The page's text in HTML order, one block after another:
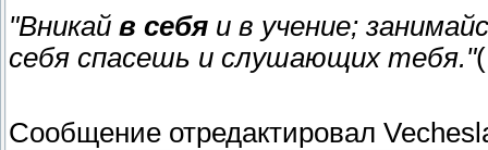
"Вникай в себя и в учение;
себя спасешь и слушающих тебя."
Сообщение отредактировал